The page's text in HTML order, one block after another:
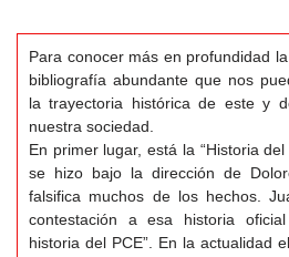
Para conocer más en profundidad
bibliografía abundante que nos
la trayectoria histórica de este y
nuestra sociedad.
En primer lugar, está la “Historia
se hizo bajo la dirección de
falsifica muchos de los hechos.
contestación a esa historia
historia del PCE”. En la actualidad